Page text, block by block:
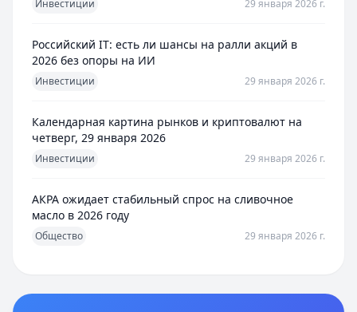
Инвестиции 29 января 2026 г.
Российский IT: есть ли шансы на ралли акций в
2026 без опоры на ИИ
Инвестиции 29 января 2026 г.
Календарная картина рынков и криптовалют на
четверг, 29 января 2026
Инвестиции 29 января 2026 г.
АКРА ожидает стабильный спрос на сливочное
масло в 2026 году
Общество 29 января 2026 г.